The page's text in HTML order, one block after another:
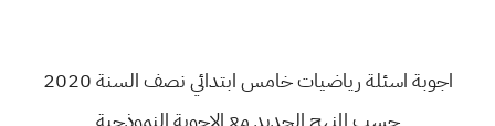
اجوبة اسئلة رياضيات خامس ابتدائي نصف السنة 2020
حسب المنهج الجديد مع الاجوبة النموذجية